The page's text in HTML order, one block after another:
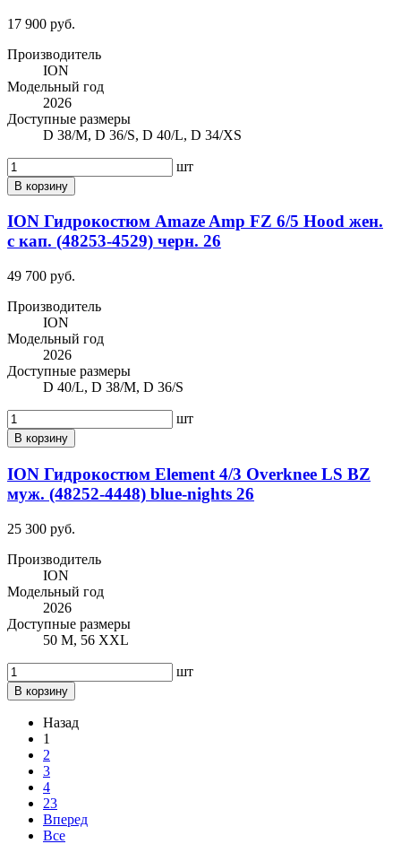
17 900 руб.
Производитель
ION
Модельный год
2026
Доступные размеры
D 38/M, D 36/S, D 40/L, D 34/XS
шт
В корзину
ION Гидрокостюм Amaze Amp FZ 6/5 Hood жен.
c кап. (48253-4529) черн. 26
49 700 руб.
Производитель
ION
Модельный год
2026
Доступные размеры
D 40/L, D 38/M, D 36/S
шт
В корзину
ION Гидрокостюм Element 4/3 Overknee LS BZ
муж. (48252-4448) blue-nights 26
25 300 руб.
Производитель
ION
Модельный год
2026
Доступные размеры
50 M, 56 XXL
шт
В корзину
Назад
1
2
3
4
23
Вперед
Все